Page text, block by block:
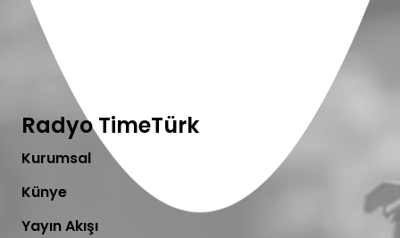
Radyo TimeTürk
Kurumsal
Künye
Yayın Akışı